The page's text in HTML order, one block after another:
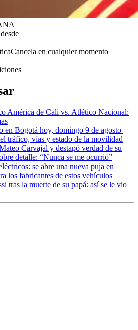
Cancela en cualquier momento
América de Cali vs. Atlético Nacional:
Bogotá hoy, domingo 9 de agosto |
tráfico, vías y estado de la movilidad
Carvajal y destapó verdad de su
detalle: “Nunca se me ocurrió”
se abre una nueva puja en
los fabricantes de estos vehículos
tras la muerte de su papá: así se le vio